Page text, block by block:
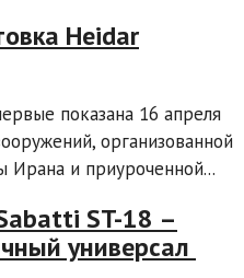
Heidar
показана 16 апреля
организованной
и приуроченной...
ST-18 –
универсал